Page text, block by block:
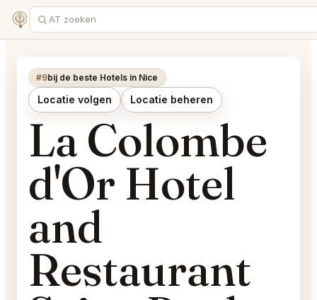
#9bij de beste Hotels in Nice
Locatie volgen Locatie beheren
La Colombe
d'Or Hotel
and
Restaurant